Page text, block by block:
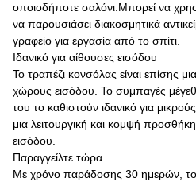
οποιοδήποτε σαλόνι.Μπορεί να
να παρουσιάσει διακοσμητικά
γραφείο για εργασία από το σπίτι.
Ιδανικό για αίθουσες εισόδου
Το τραπέζι κονσόλας είναι επίσης
χώρους εισόδου. Το συμπαγές
του το καθιστούν ιδανικό για
μια λειτουργική και κομψή
εισόδου.
Παραγγείλτε τώρα
Με χρόνο παράδοσης 30 ημερών,